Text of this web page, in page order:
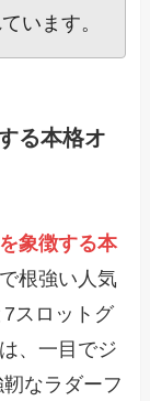
います。
る本格オ
象徴する本
根強い人気
スロットグ
、一目でジ
なラダーフ